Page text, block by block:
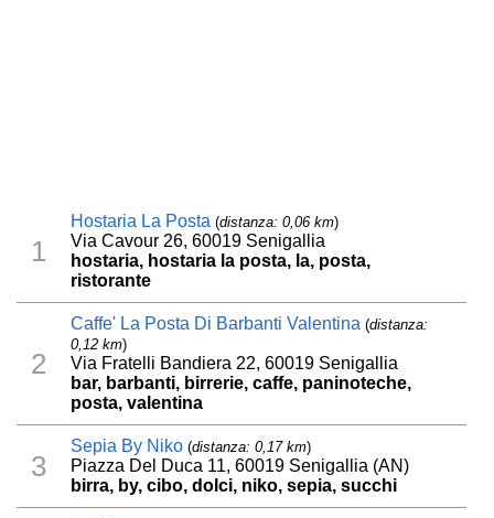
1
Hostaria La Posta (distanza: 0,06 km)
Via Cavour 26, 60019 Senigallia
hostaria, hostaria la posta, la, posta,
ristorante
2
Caffe' La Posta Di Barbanti Valentina (distanza:
0,12 km)
Via Fratelli Bandiera 22, 60019 Senigallia
bar, barbanti, birrerie, caffe, paninoteche,
posta, valentina
3
Sepia By Niko (distanza: 0,17 km)
Piazza Del Duca 11, 60019 Senigallia (AN)
birra, by, cibo, dolci, niko, sepia, succhi